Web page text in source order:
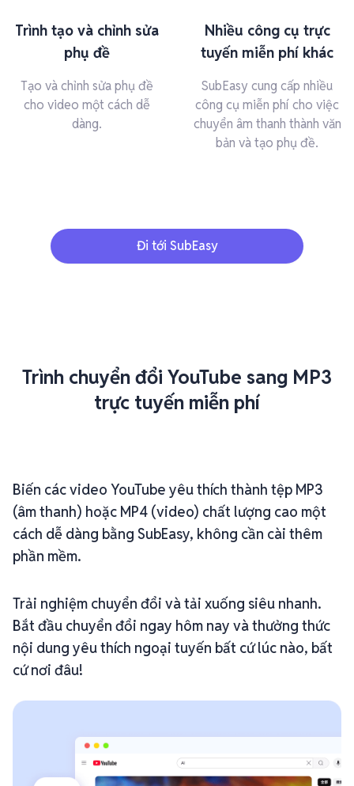
Trình tạo và chỉnh sửa
phụ đề
Tạo và chỉnh sửa phụ đề
cho video một cách dễ
dàng.
Nhiều công cụ trực
tuyến miễn phí khác
SubEasy cung cấp nhiều
công cụ miễn phí cho việc
chuyển âm thanh thành văn
bản và tạo phụ đề.
Đi tới SubEasy
Trình chuyển đổi YouTube sang MP3
trực tuyến miễn phí
Biến các video YouTube yêu thích thành tệp MP3
(âm thanh) hoặc MP4 (video) chất lượng cao một
cách dễ dàng bằng SubEasy, không cần cài thêm
phần mềm.
Trải nghiệm chuyển đổi và tải xuống siêu nhanh.
Bắt đầu chuyển đổi ngay hôm nay và thưởng thức
nội dung yêu thích ngoại tuyến bất cứ lúc nào, bất
cứ nơi đâu!